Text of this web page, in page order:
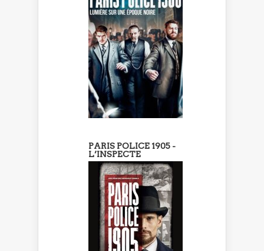
PARIS POLICE 1905 -
L’INSPECTE